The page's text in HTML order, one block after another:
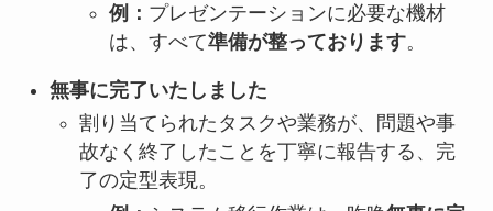
例： プレゼンテーションに必要な機材
は、すべて準備が整っております。
無事に完了いたしました
割り当てられたタスクや業務が、問題や事
故なく終了したことを丁寧に報告する、完
了の定型表現。